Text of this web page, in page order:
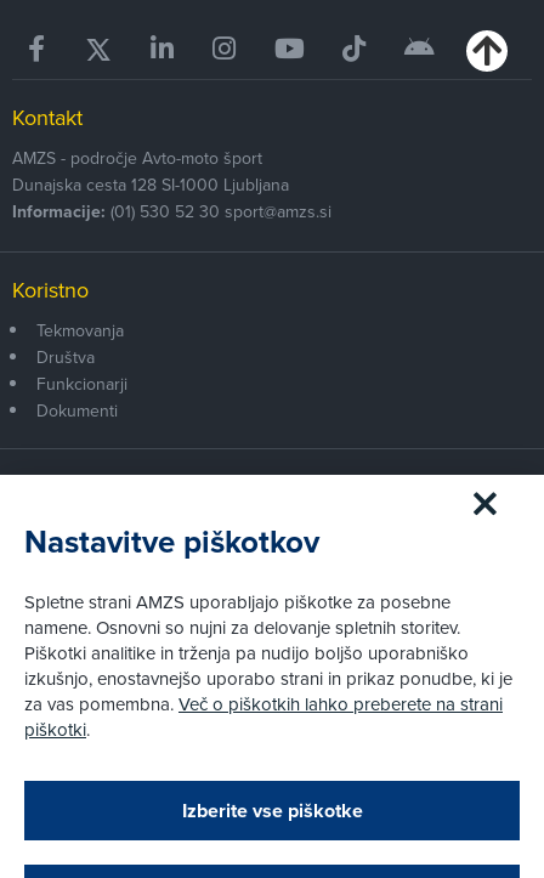
Zapri
Podarjamo vam 10 €!
Obstoječi in novi AMZS člani, ki boste v AMZS
opravili registracijo vozila, boste prejeli
Kontakt
AMZS - področje Avto-moto šport
Dunajska cesta 128 SI-1000 Ljubljana
Informacije: (01) 530 52 30 sport@amzs.si
Koristno
Tekmovanja
Društva
Funkcionarji
Dokumenti
Postanite član AMZS
Zakaj (p)ostati član?
Kako vam pomagamo
Pravni vidiki
Piškotki
Pravno obvestilo
Pri spletni včlanitvi so podprta naslednja plačilna sredstva:
Nastavitve piškotkov
Spletne strani AMZS uporabljajo piškotke za posebne
namene. Osnovni so nujni za delovanje spletnih storitev.
Piškotki analitike in trženja pa nudijo boljšo uporabniško
izkušnjo, enostavnejšo uporabo strani in prikaz ponudbe, ki je
za vas pomembna.Več o piškotkih lahko preberete na strani
piškotki.
Izberite vse piškotke